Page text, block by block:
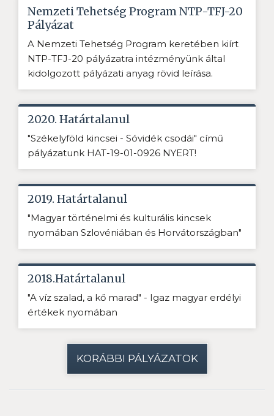
Nemzeti Tehetség Program NTP-TFJ-20
Pályázat
A Nemzeti Tehetség Program keretében kiírt
NTP-TFJ-20 pályázatra intézményünk által
kidolgozott pályázati anyag rövid leírása.
2020. Határtalanul
"Székelyföld kincsei - Sóvidék csodái" című
pályázatunk HAT-19-01-0926 NYERT!
2019. Határtalanul
"Magyar történelmi és kulturális kincsek
nyomában Szlovéniában és Horvátországban"
2018.Határtalanul
"A víz szalad, a kő marad" - Igaz magyar erdélyi
értékek nyomában
KORÁBBI PÁLYÁZATOK